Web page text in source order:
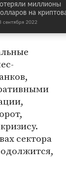
миллионы
на
сентября 2022
сектора